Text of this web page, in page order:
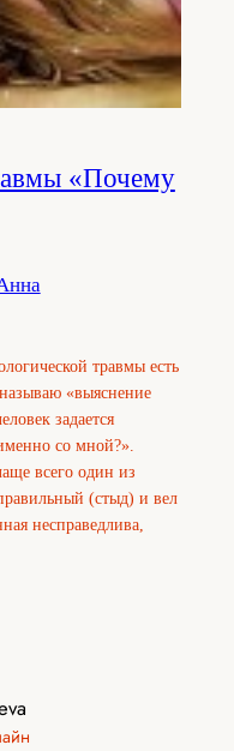
«Почему
травмы есть
«выяснение
задается
со мной?».
всего один из
(стыд) и вел
несправедлива,